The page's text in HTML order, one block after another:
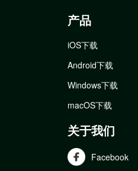
产品
iOS下载
Android下载
Windows下载
macOS下载
关于我们
Facebook